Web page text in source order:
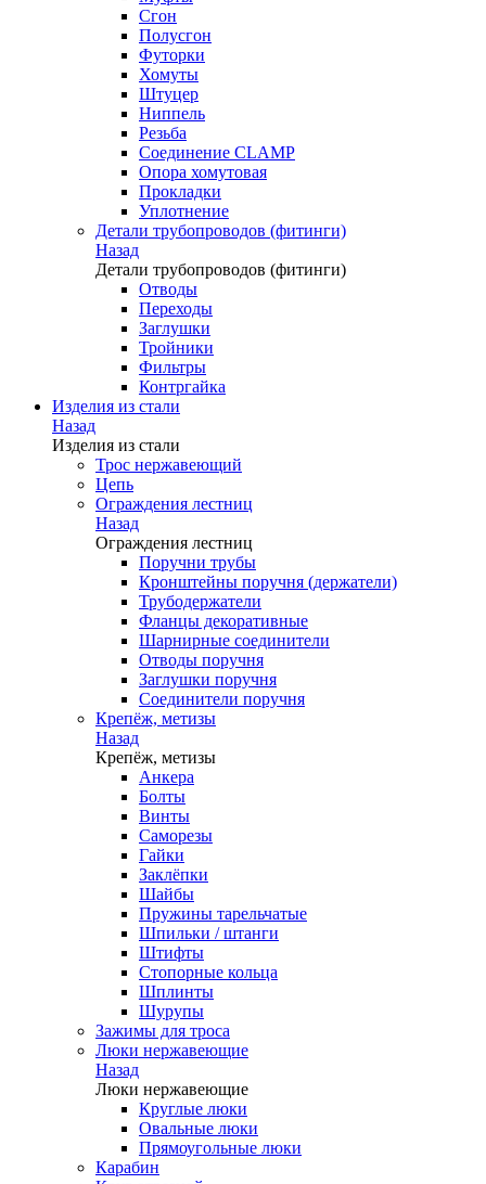
Сгон
Полусгон
Футорки
Хомуты
Штуцер
Ниппель
Резьба
Соединение CLAMP
Опора хомутовая
Прокладки
Уплотнение
Детали трубопроводов (фитинги)
Назад
Детали трубопроводов (фитинги)
Отводы
Переходы
Заглушки
Тройники
Фильтры
Контргайка
Изделия из стали
Назад
Изделия из стали
Трос нержавеющий
Цепь
Ограждения лестниц
Назад
Ограждения лестниц
Поручни трубы
Кронштейны поручня (держатели)
Трубодержатели
Фланцы декоративные
Шарнирные соединители
Отводы поручня
Заглушки поручня
Соединители поручня
Крепёж, метизы
Назад
Крепёж, метизы
Анкера
Болты
Винты
Саморезы
Гайки
Заклёпки
Шайбы
Пружины тарельчатые
Шпильки / штанги
Штифты
Стопорные кольца
Шплинты
Шурупы
Зажимы для троса
Люки нержавеющие
Назад
Люки нержавеющие
Круглые люки
Овальные люки
Прямоугольные люки
Карабин